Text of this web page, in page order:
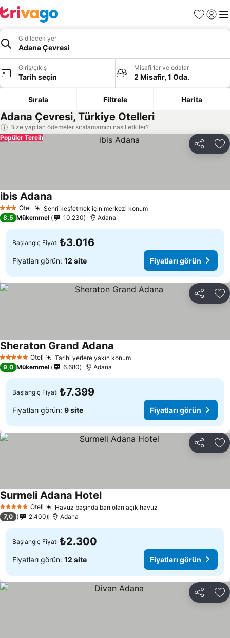
Favoriler
Giriş
Gidilecek yer
Adana Çevresi
Giriş/çıkış
Tarih seçin
Misafirler ve odalar
2 Misafir, 1 Oda.
Sırala Filtrele Harita
Adana Çevresi, Türkiye Otelleri
Bize yapılan ödemeler sıralamamızı nasıl etkiler?
Paylaş
Popüler Tercih
3 YıldızOtel Şehri keşfetmek için merkezi konumFiyatları görün
ibis Adana
8,5 Mükemmel 10.230 Adana
Başlangıç Fiyatı ₺3.016
Fiyatları görün: 12 site Fiyatları görün
Paylaş
5 Yıldız Otel Tarihi yerlere yakın konumFiyatları görün
Sheraton Grand Adana
9,0 Mükemmel 6.680 Adana
Başlangıç Fiyatı ₺7.399
Fiyatları görün: 9 site Fiyatları görün
Paylaş
5 Yıldız Otel Havuz başında barı olan açık havuz
Surmeli Adana HotelFiyatları görün
7,0 2.400 Adana
Başlangıç Fiyatı ₺2.300
Fiyatları görün: 12 site Fiyatları görün
Paylaş